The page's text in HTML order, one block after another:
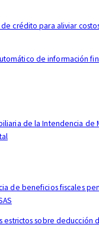
crédito para aliviar
de información
de la Intendencia
de beneficios fiscales
estrictos sobre deducción